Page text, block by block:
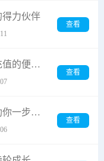
得力伙伴
查看
吃鸡卡盟平台：在线游戏充值的便捷选择
查看
专业提供吃鸡卡盟服务：助你一步登顶游戏巅峰
查看